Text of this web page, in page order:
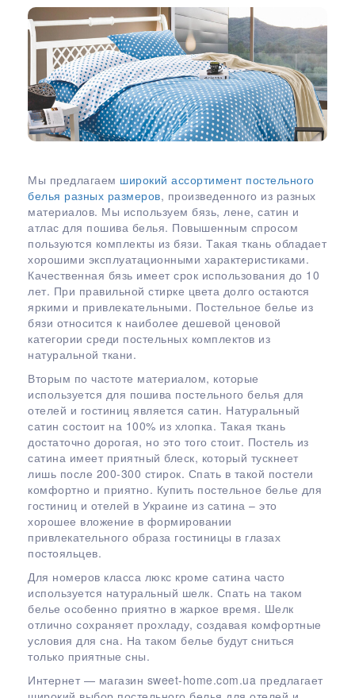
Мы предлагаем широкий ассортимент постельного
белья разных размеров, произведенного из разных
материалов. Мы используем бязь, лене, сатин и
атлас для пошива белья. Повышенным спросом
пользуются комплекты из бязи. Такая ткань обладает
хорошими эксплуатационными характеристиками.
Качественная бязь имеет срок использования до 10
лет. При правильной стирке цвета долго остаются
яркими и привлекательными. Постельное белье из
бязи относится к наиболее дешевой ценовой
категории среди постельных комплектов из
натуральной ткани.
Вторым по частоте материалом, которые
используется для пошива постельного белья для
отелей и гостиниц является сатин. Натуральный
сатин состоит на 100% из хлопка. Такая ткань
достаточно дорогая, но это того стоит. Постель из
сатина имеет приятный блеск, который тускнеет
лишь после 200-300 стирок. Спать в такой постели
комфортно и приятно. Купить постельное белье для
гостиниц и отелей в Украине из сатина – это
хорошее вложение в формировании
привлекательного образа гостиницы в глазах
постояльцев.
Для номеров класса люкс кроме сатина часто
используется натуральный шелк. Спать на таком
белье особенно приятно в жаркое время. Шелк
отлично сохраняет прохладу, создавая комфортные
условия для сна. На таком белье будут сниться
только приятные сны.
Интернет — магазин sweet-home.com.ua предлагает